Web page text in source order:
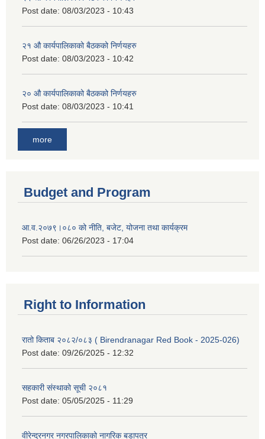
Post date: 08/03/2023 - 10:43
२‍१ औ कार्यपालिकाको बैठकको निर्णयहरु
Post date: 08/03/2023 - 10:42
२‍० औ कार्यपालिकाको बैठकको निर्णयहरु
Post date: 08/03/2023 - 10:41
more
Budget and Program
आ.व.२०७९।०८० को नीति, बजेट, योजना तथा कार्यक्रम
Post date: 06/26/2023 - 17:04
Right to Information
रातो किताब २०८२/०८३ ( Birendranagar Red Book - 2025-026)
Post date: 09/26/2025 - 12:32
सहकारी संस्थाको सूची २०८१
Post date: 05/05/2025 - 11:29
वीरेन्द्रनगर नगरपालिकाको नागरिक बडापत्र